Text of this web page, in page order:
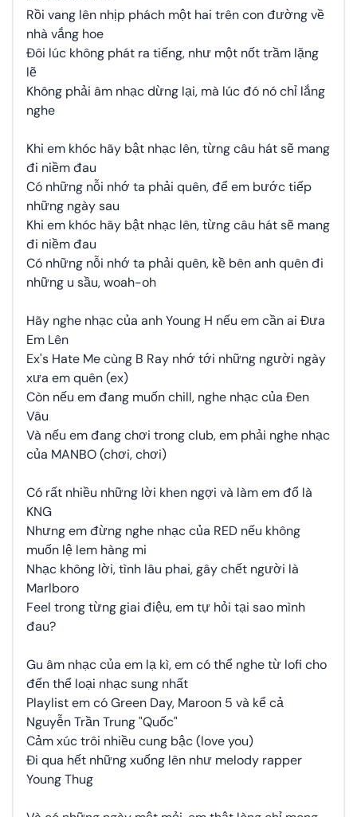
Rồi vang lên nhịp phách một hai trên con đường về
nhà vắng hoe
Đôi lúc không phát ra tiếng, như một nốt trầm lặng
lẽ
Không phải âm nhạc dừng lại, mà lúc đó nó chỉ lắng
nghe
Khi em khóc hãy bật nhạc lên, từng câu hát sẽ mang
đi niềm đau
Có những nỗi nhớ ta phải quên, để em bước tiếp
những ngày sau
Khi em khóc hãy bật nhạc lên, từng câu hát sẽ mang
đi niềm đau
Có những nỗi nhớ ta phải quên, kề bên anh quên đi
những u sầu, woah-oh
Hãy nghe nhạc của anh Young H nếu em cần ai Đưa
Em Lên
Ex's Hate Me cùng B Ray nhớ tới những người ngày
xưa em quên (ex)
Còn nếu em đang muốn chill, nghe nhạc của Đen
Vâu
Và nếu em đang chơi trong club, em phải nghe nhạc
của MANBO (chơi, chơi)
Có rất nhiều những lời khen ngợi và làm em đổ là
KNG
Nhưng em đừng nghe nhạc của RED nếu không
muốn lệ lem hàng mi
Nhạc không lời, tình lâu phai, gây chết người là
Marlboro
Feel trong từng giai điệu, em tự hỏi tại sao mình
đau?
Gu âm nhạc của em lạ kì, em có thể nghe từ lofi cho
đến thể loại nhạc sung nhất
Playlist em có Green Day, Maroon 5 và kể cả
Nguyễn Trần Trung "Quốc"
Cảm xúc trôi nhiều cung bậc (love you)
Đi qua hết những xuống lên như melody rapper
Young Thug